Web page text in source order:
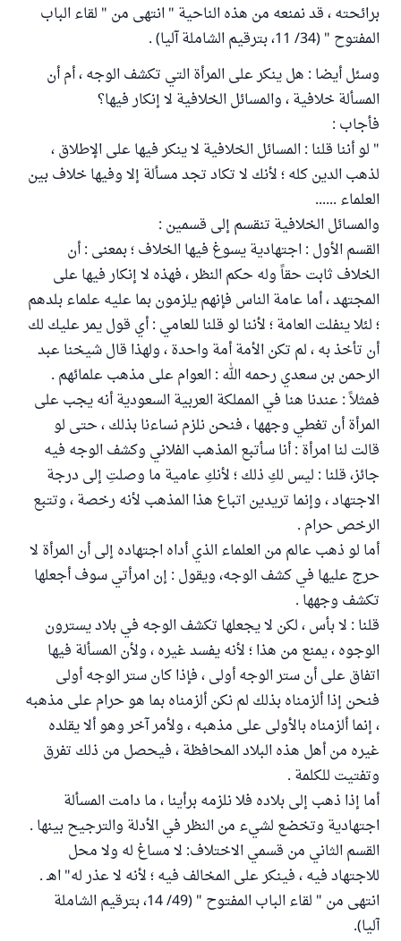
برائحته ، قد نمنعه من هذه الناحية " انتهى من " لقاء الباب
المفتوح " (34/ 11، بترقيم الشاملة آليا) .
وسئل أيضا : هل ينكر على المرأة التي تكشف الوجه ، أم أن
المسألة خلافية ، والمسائل الخلافية لا إنكار فيها؟
فأجاب :
" لو أننا قلنا : المسائل الخلافية لا ينكر فيها على الإطلاق ،
لذهب الدين كله ؛ لأنك لا تكاد تجد مسألة إلا وفيها خلاف بين
العلماء ......
والمسائل الخلافية تنقسم إلى قسمين :
القسم الأول : اجتهادية يسوغ فيها الخلاف ؛ بمعنى : أن
الخلاف ثابت حقاً وله حكم النظر ، فهذه لا إنكار فيها على
المجتهد ، أما عامة الناس فإنهم يلزمون بما عليه علماء بلدهم
؛ لئلا ينفلت العامة ؛ لأننا لو قلنا للعامي : أي قول يمر عليك لك
أن تأخذ به ، لم تكن الأمة أمة واحدة ، ولهذا قال شيخنا عبد
الرحمن بن سعدي رحمه الله : العوام على مذهب علمائهم .
فمثلاً : عندنا هنا في المملكة العربية السعودية أنه يجب على
المرأة أن تغطي وجهها ، فنحن نلزم نساءنا بذلك ، حتى لو
قالت لنا امرأة : أنا سأتبع المذهب الفلاني وكشف الوجه فيه
جائز، قلنا : ليس لكِ ذلك ؛ لأنكِ عامية ما وصلتِ إلى درجة
الاجتهاد ، وإنما تريدين اتباع هذا المذهب لأنه رخصة ، وتتبع
الرخص حرام .
أما لو ذهب عالم من العلماء الذي أداه اجتهاده إلى أن المرأة لا
حرج عليها في كشف الوجه، ويقول : إن امرأتي سوف أجعلها
تكشف وجهها .
قلنا : لا بأس ، لكن لا يجعلها تكشف الوجه في بلاد يسترون
الوجوه ، يمنع من هذا ؛ لأنه يفسد غيره ، ولأن المسألة فيها
اتفاق على أن ستر الوجه أولى ، فإذا كان ستر الوجه أولى
فنحن إذا ألزمناه بذلك لم نكن ألزمناه بما هو حرام على مذهبه
، إنما ألزمناه بالأولى على مذهبه ، ولأمر آخر وهو ألا يقلده
غيره من أهل هذه البلاد المحافظة ، فيحصل من ذلك تفرق
وتفتيت للكلمة .
أما إذا ذهب إلى بلاده فلا نلزمه برأينا ، ما دامت المسألة
اجتهادية وتخضع لشيء من النظر في الأدلة والترجيح بينها .
القسم الثاني من قسمي الاختلاف: لا مساغ له ولا محل
للاجتهاد فيه ، فينكر على المخالف فيه ؛ لأنه لا عذر له" اهـ .
انتهى من " لقاء الباب المفتوح " (49/ 14، بترقيم الشاملة
آليا).